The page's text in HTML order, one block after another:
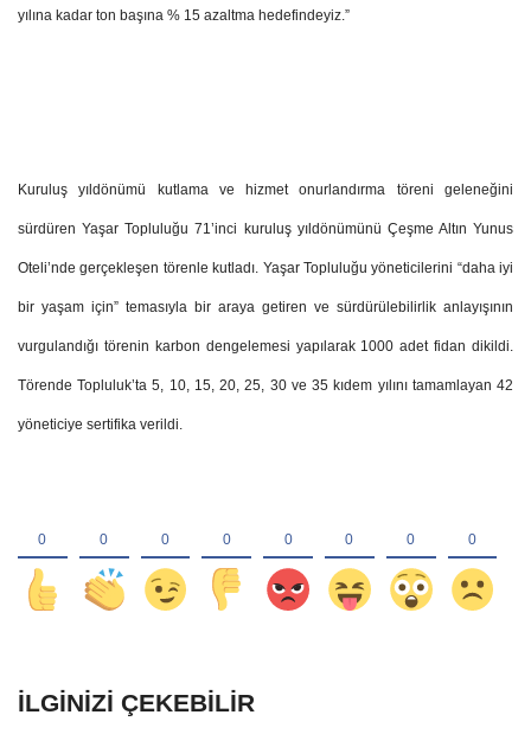
yılına kadar ton başına % 15 azaltma hedefindeyiz.”
Kuruluş yıldönümü kutlama ve hizmet onurlandırma töreni geleneğini
sürdüren Yaşar Topluluğu 71’inci kuruluş yıldönümünü Çeşme Altın Yunus
Oteli’nde gerçekleşen törenle kutladı. Yaşar Topluluğu yöneticilerini “daha iyi
bir yaşam için” temasıyla bir araya getiren ve sürdürülebilirlik anlayışının
vurgulandığı törenin karbon dengelemesi yapılarak 1000 adet fidan dikildi.
Törende Topluluk’ta 5, 10, 15, 20, 25, 30 ve 35 kıdem yılını tamamlayan 42
yöneticiye sertifika verildi.
İLGINIZI ÇEKEBILIR